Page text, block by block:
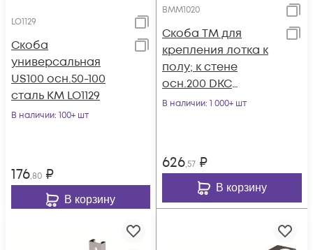
LO1129
Скоба
универсальная
US100 осн.50-100
сталь КМ LO1129
В наличии: 100+ шт
176,80 ₽
В корзину
BMM1020
Скоба TM для
крепления лотка к
полу; к стене
осн.200 DKC
BMM1020
В наличии: 1 000+ шт
626,57 ₽
В корзину